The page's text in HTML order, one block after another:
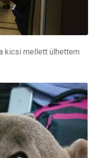
kicsi mellett ülhettem